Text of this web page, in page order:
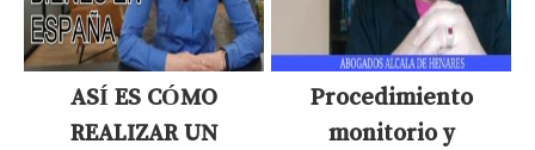
ASÍ ES CÓMO
REALIZAR UN
Procedimiento
monitorio y